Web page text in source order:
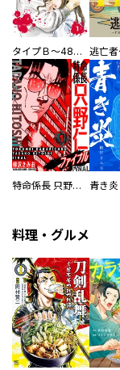
タイプＢ～48時間後、致死率100％～【単話】
特命係長 只野仁ファイナル 愛蔵版 青き炎
料理・グルメ